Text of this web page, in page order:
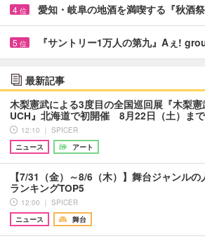
4 位 愛知・岐阜の地酒を満喫する『秋酒
5 位 『サントリー1万人の第九』Aぇ!
最新記事
木梨憲武による3度目の全国巡回展『木梨
UCH』北海道で初開催 8月22日（土）ま
12:10 ｜ SPICER
ニュース
アート
【7/31（金）～8/6（木）】舞台ジャンルの
ランキングTOP5
12:00 ｜ SPICER
ニュース
舞台